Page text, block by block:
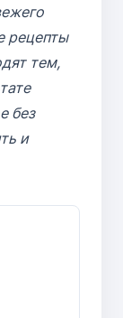
рецепты
тем,
без
и